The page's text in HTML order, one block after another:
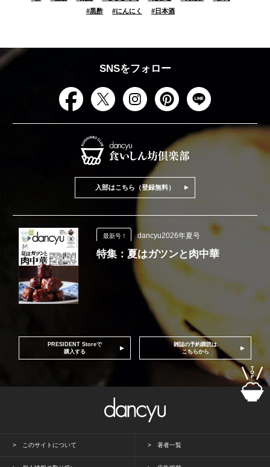
#黒酢 #にんにく #日本酒
SNSをフォロー
入部はこちら（登録無料）
最新号！ dancyu2026年夏号
特集：夏はガツンと肉中華
PRESIDENT Storeで
購入する
雑誌の予約購読は
こちらから
このサイトについて 著者一覧